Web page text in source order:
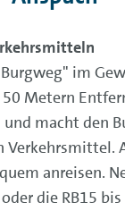
im
Metern
macht den
Verkehrsmittel.
anreisen.
die RB15